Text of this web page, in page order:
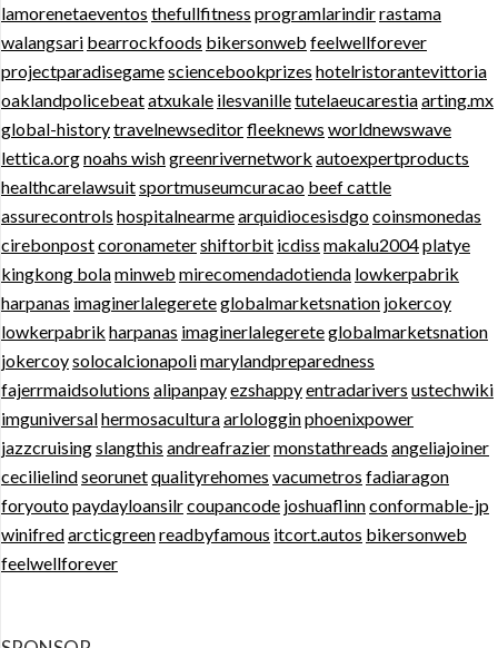
lamorenetaeventos thefullfitness programlarindirrastama
walangsari bearrockfoods bikersonweb feelwellforever
projectparadisegamesciencebookprizes hotelristorantevittoria
oaklandpolicebeatatxukale ilesvanilletutelaeucarestiaarting.mx
global-historytravelnewseditorfleeknews worldnewswave
lettica.orgnoahs wishgreenrivernetwork autoexpertproducts
healthcarelawsuitsportmuseumcuracao beef cattle
assurecontrols hospitalnearmearquidiocesisdgocoinsmonedas
cirebonpostcoronametershiftorbit icdiss makalu2004platye
kingkong bolaminweb mirecomendadotienda lowkerpabrik
harpanas imaginerlalegereteglobalmarketsnation jokercoy
lowkerpabrik harpanas imaginerlalegereteglobalmarketsnation
jokercoysolocalcionapolimarylandpreparedness
fajerrmaidsolutions alipanpayezshappyentradarivers ustechwiki
imguniversalhermosaculturaarlologginphoenixpower
jazzcruisingslangthis andreafraziermonstathreads angeliajoiner
cecilielindseorunetqualityrehomes vacumetros fadiaragon
foryoutopaydayloansilrcoupancode joshuaflinnconformable-jp
winifredarcticgreenreadbyfamous itcort.autos bikersonweb
feelwellforever